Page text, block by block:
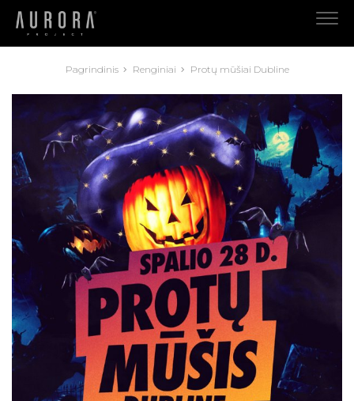
Pagrindinis Renginiai Protų mūšiai Dubline